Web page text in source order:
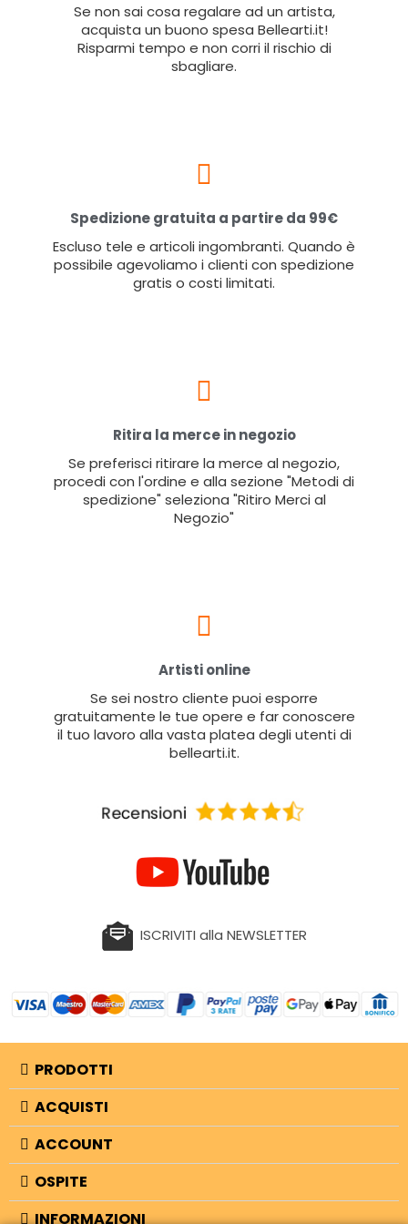
Se non sai cosa regalare ad un artista,
acquista un buono spesa Bellearti.it!
Risparmi tempo e non corri il rischio di
sbagliare.
Spedizione gratuita a partire da 99€
Escluso tele e articoli ingombranti. Quando è
possibile agevoliamo i clienti con spedizione
gratis o costi limitati.
Ritira la merce in negozio
Se preferisci ritirare la merce al negozio,
procedi con l'ordine e alla sezione "Metodi di
spedizione" seleziona "Ritiro Merci al
Negozio"
Artisti online
Se sei nostro cliente puoi esporre
gratuitamente le tue opere e far conoscere
il tuo lavoro alla vasta platea degli utenti di
bellearti.it.
ISCRIVITI alla NEWSLETTER
PRODOTTI
ACQUISTI
ACCOUNT
OSPITE
INFORMAZIONI